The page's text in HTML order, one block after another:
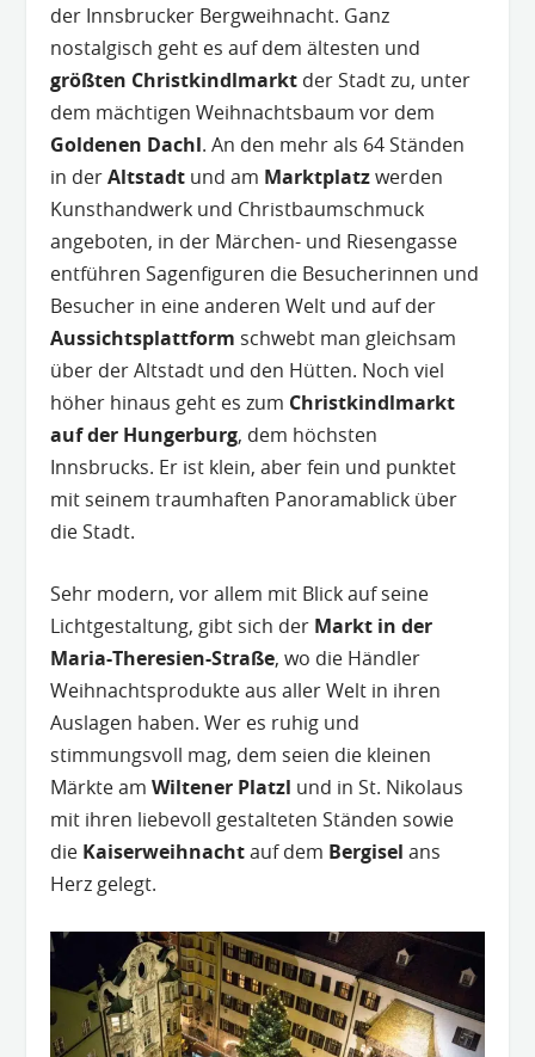
der Innsbrucker Bergweihnacht. Ganz
nostalgisch geht es auf dem ältesten und
größten Christkindlmarkt der Stadt zu, unter
dem mächtigen Weihnachtsbaum vor dem
Goldenen Dachl. An den mehr als 64 Ständen
in derAltstadt und am Marktplatzwerden
Kunsthandwerk und Christbaumschmuck
angeboten, in der Märchen- und Riesengasse
entführen Sagenfiguren die Besucherinnen und
Besucher in eine anderen Welt und auf der
Aussichtsplattform schwebt man gleichsam
über der Altstadt und den Hütten. Noch viel
höher hinaus geht es zum Christkindlmarkt
auf der Hungerburg, dem höchsten
Innsbrucks. Er ist klein, aber fein und punktet
mit seinem traumhaften Panoramablick über
die Stadt.
Sehr modern, vor allem mit Blick auf seine
Lichtgestaltung, gibt sich der Markt in der
Maria-Theresien-Straße, wo die Händler
Weihnachtsprodukte aus aller Welt in ihren
Auslagen haben. Wer es ruhig und
stimmungsvoll mag, dem seien die kleinen
Märkte amWiltener Platzl und in St. Nikolaus
mit ihren liebevoll gestalteten Ständen sowie
die Kaiserweihnachtauf dem Bergisel ans
Herz gelegt.